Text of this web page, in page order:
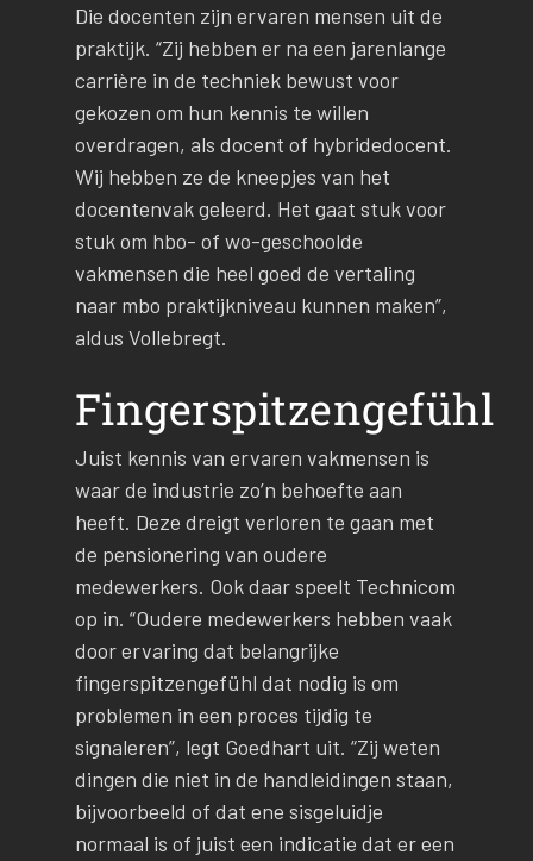
Die docenten zijn ervaren mensen uit de
praktijk. “Zij hebben er na een jarenlange
carrière in de techniek bewust voor
gekozen om hun kennis te willen
overdragen, als docent of hybridedocent.
Wij hebben ze de kneepjes van het
docentenvak geleerd. Het gaat stuk voor
stuk om hbo- of wo-geschoolde
vakmensen die heel goed de vertaling
naar mbo praktijkniveau kunnen maken”,
aldus Vollebregt.
Fingerspitzengefühl
Juist kennis van ervaren vakmensen is
waar de industrie zo’n behoefte aan
heeft. Deze dreigt verloren te gaan met
de pensionering van oudere
medewerkers. Ook daar speelt Technicom
op in. “Oudere medewerkers hebben vaak
door ervaring dat belangrijke
fingerspitzengefühl dat nodig is om
problemen in een proces tijdig te
signaleren”, legt Goedhart uit. “Zij weten
dingen die niet in de handleidingen staan,
bijvoorbeeld of dat ene sisgeluidje
normaal is of juist een indicatie dat er een